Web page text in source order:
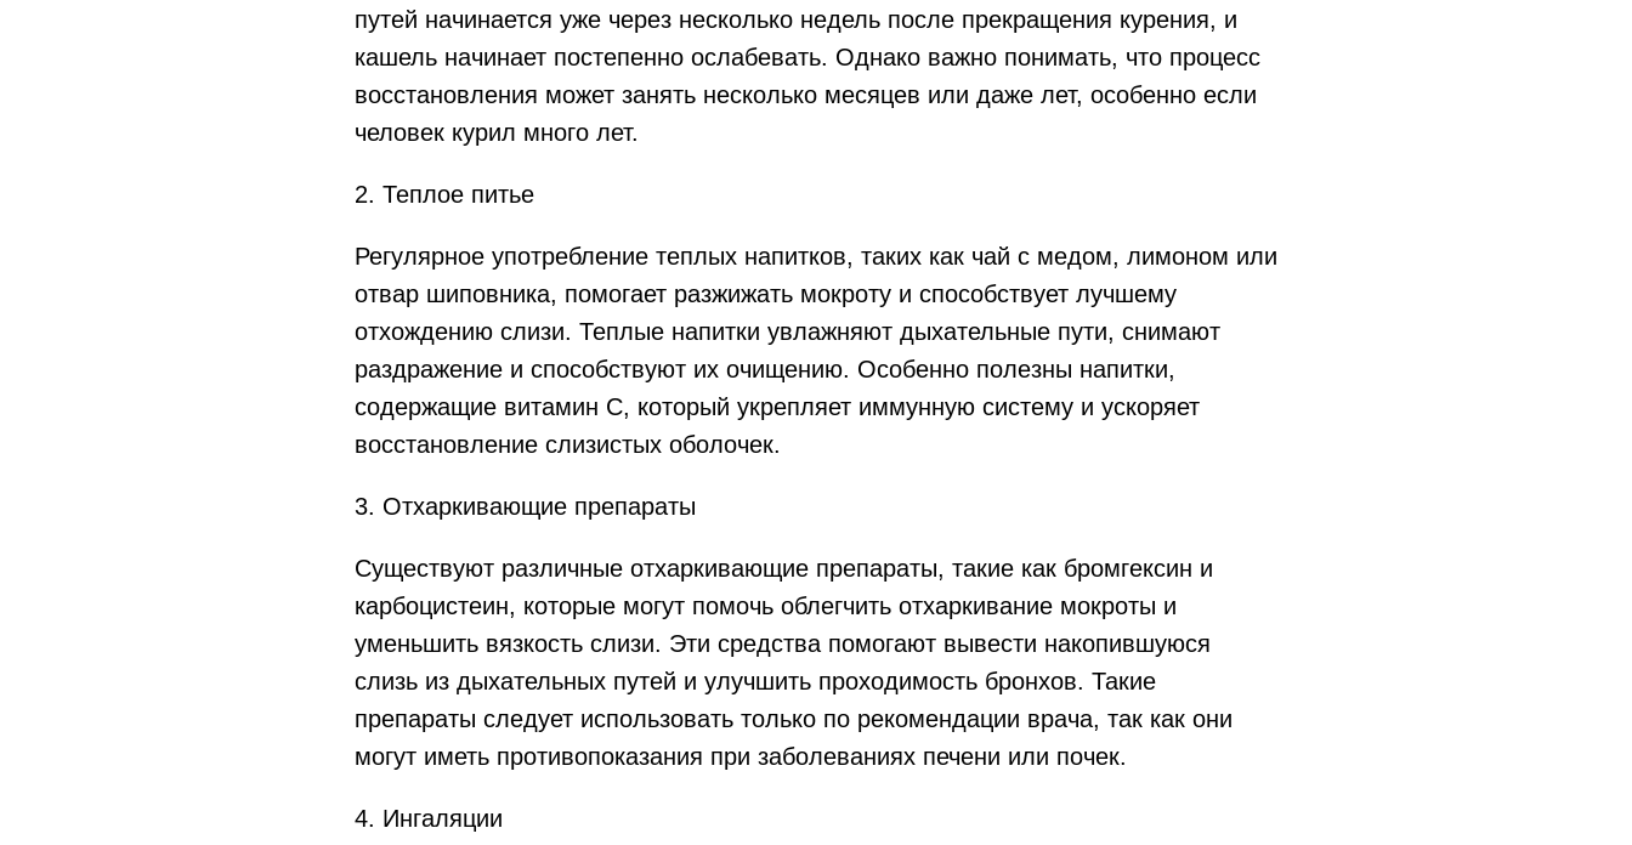
путей начинается уже через несколько недель после прекращения курения, и
кашель начинает постепенно ослабевать. Однако важно понимать, что процесс
восстановления может занять несколько месяцев или даже лет, особенно если
человек курил много лет.
2. Теплое питье
Регулярное употребление теплых напитков, таких как чай с медом, лимоном или
отвар шиповника, помогает разжижать мокроту и способствует лучшему
отхождению слизи. Теплые напитки увлажняют дыхательные пути, снимают
раздражение и способствуют их очищению. Особенно полезны напитки,
содержащие витамин C, который укрепляет иммунную систему и ускоряет
восстановление слизистых оболочек.
3. Отхаркивающие препараты
Существуют различные отхаркивающие препараты, такие как бромгексин и
карбоцистеин, которые могут помочь облегчить отхаркивание мокроты и
уменьшить вязкость слизи. Эти средства помогают вывести накопившуюся
слизь из дыхательных путей и улучшить проходимость бронхов. Такие
препараты следует использовать только по рекомендации врача, так как они
могут иметь противопоказания при заболеваниях печени или почек.
4. Ингаляции